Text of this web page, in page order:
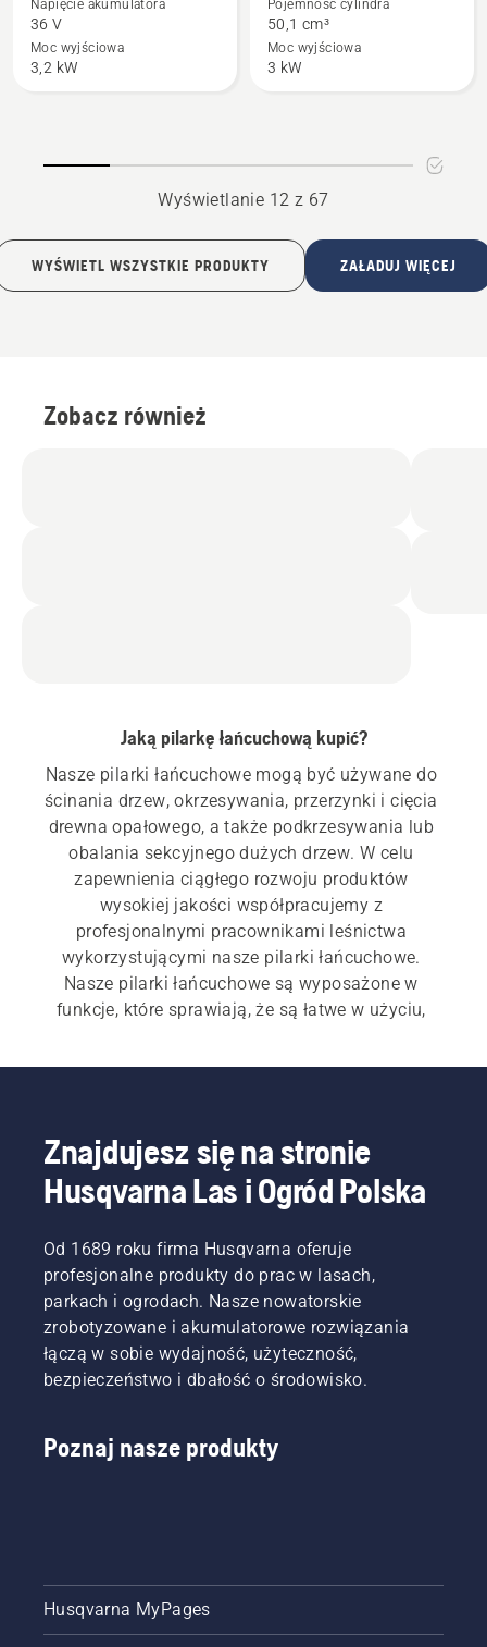
550i
XP®
Napięcie akumulatora
36 V
Moc wyjściowa
3,2 kW
550 XP®
Mark
Pojemność cylindra
50,1 cm³
Moc wyjściowa
3 kW
Wyświetlanie 12 z 67
WYŚWIETL WSZYSTKIE PRODUKTY ZAŁADUJ WIĘCEJ
Zobacz również
Jaką pilarkę łańcuchową kupić?
Nasze pilarki łańcuchowe mogą być używane do
ścinania drzew, okrzesywania, przerzynki i cięcia
drewna opałowego, a także podkrzesywania lub
obalania sekcyjnego dużych drzew. W celu
zapewnienia ciągłego rozwoju produktów
wysokiej jakości współpracujemy z
profesjonalnymi pracownikami leśnictwa
wykorzystującymi nasze pilarki łańcuchowe.
Nasze pilarki łańcuchowe są wyposażone w
funkcje, które sprawiają, że są łatwe w użyciu,
zapewniają moc i doskonałą wydajność przez
Zarówno w przypadku naszych
elektrycznych i
akumulatorowych pilarek łańcuchowych
pilarek spalinowych
niezwykle ważny jest szybki
i łatwy rozruch. Każda pilarka łańcuchowa
uruchamia się za naciśnięciem przycisku lub
łatwym pociągnięciem linki, aby spełnić
wymagania klienta.  Nasza szeroka oferta
obejmuje również profesjonalne pilarki
łańcuchowe, pilarki arborystyczne oraz
łańcuchowe.
Znajdujesz się na stronie
Husqvarna Las i Ogród Polska
Od 1689 roku firma Husqvarna oferuje
profesjonalne produkty do prac w lasach,
parkach i ogrodach. Nasze nowatorskie
zrobotyzowane i akumulatorowe rozwiązania
łączą w sobie wydajność, użyteczność,
bezpieczeństwo i dbałość o środowisko.
Poznaj nasze produkty
Husqvarna MyPages